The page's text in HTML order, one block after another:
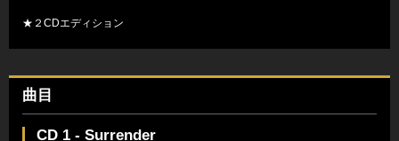
★２CDエディション
曲目
CD 1 - Surrender